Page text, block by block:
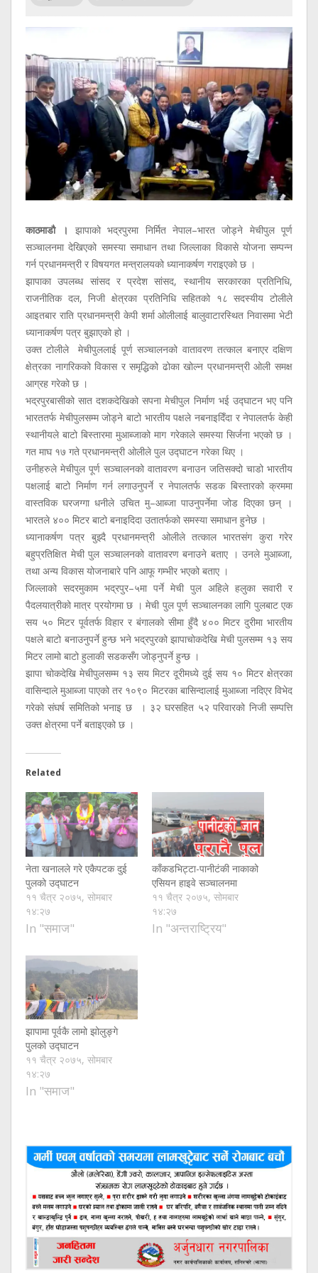
काठमाडौ ।
झापाको भद्रपुरमा निर्मित नेपाल–भारत जोड्ने मेचीपुल पूर्ण
सञ्चालनमा देखिएको समस्या समाधान तथा जिल्लाका विकासे योजना सम्पन्न
गर्न प्रधानमन्त्री र विषयगत मन्त्रालयको ध्यानाकर्षण गराइएको छ ।
झापाका उपलब्ध सांसद र प्रदेश सांसद, स्थानीय सरकारका प्रतिनिधि,
राजनीतिक दल, निजी क्षेत्रका प्रतिनिधि सहितको १८ सदस्यीय टोलीले
आइतबार राति प्रधानमन्त्री केपी शर्मा ओलीलाई बालुवाटारस्थित निवासमा भेटी
ध्यानाकर्षण पत्र बुझाएको हो ।
उक्त टोलीले मेचीपुललाई पूर्ण सञ्चालनको वातावरण तत्काल बनाएर दक्षिण
क्षेत्रका नागरिकको विकास र समृद्धिको ढोका खोल्न प्रधानमन्त्री ओली समक्ष
आग्रह गरेको छ ।
भद्रपुरबासीको सात दशकदेखिको सपना मेचीपुल निर्माण भई उद्घाटन भए पनि
भारततर्फ मेचीपुलसम्म जोड्ने बाटो भारतीय पक्षले नबनाइदिँदा र नेपालतर्फ केही
स्थानीयले बाटो बिस्तारमा मुआब्जाको माग गरेकाले समस्या सिर्जना भएको छ ।
गत माघ १७ गते प्रधानमन्त्री ओलीले पुल उद्घाटन गरेका थिए ।
उनीहरुले मेचीपुल पूर्ण सञ्चालनको वातावरण बनाउन जतिसक्दो चाडो भारतीय
पक्षलाई बाटो निर्माण गर्न लगाउनुपर्ने र नेपालतर्फ सडक बिस्तारको क्रममा
वास्तविक घरजग्गा धनीले उचित मु–आब्जा पाउनुपर्नेमा जोड दिएका छन् ।
भारतले ४०० मिटर बाटो बनाइदिदा उतातर्फको समस्या समाधान हुनेछ ।
ध्यानाकर्षण पत्र बुझ्दै प्रधानमन्त्री ओलीले तत्काल भारतसंग कुरा गरेर
बहुप्रतिक्षित मेची पुल सञ्चालनको वातावरण बनाउने बताए । उनले मुआब्जा,
तथा अन्य विकास योजनाबारे पनि आफू गम्भीर भएको बताए ।
जिल्लाको सदरमुकाम भद्रपुर–५मा पर्ने मेची पुल अहिले हलुका सवारी र
पैदलयात्रीको मात्र प्रयोगमा छ । मेची पुल पूर्ण सञ्चालनका लागि पुलबाट एक
सय ५० मिटर पूर्वतर्फ विहार र बंगालको सीमा हुँदै ४०० मिटर दुरीमा भारतीय
पक्षले बाटो बनाउनुपर्ने हुन्छ भने भद्रपुरको झापाचोकदेखि मेची पुलसम्म १३ सय
मिटर लामो बाटो हुलाकी सडकसँग जोड्नुपर्ने हुन्छ ।
झापा चोकदेखि मेचीपुलसम्म १३ सय मिटर दूरीमध्ये दुई सय १० मिटर क्षेत्रका
वासिन्दाले मुआब्जा पाएको तर १०९० मिटरका बासिन्दालाई मुआब्जा नदिएर विभेद
गरेको संघर्ष समितिको भनाइ छ । ३२ घरसहित ५२ परिवारको निजी सम्पत्ति
उक्त क्षेत्रमा पर्ने बताइएको छ ।
Related
नेता खनालले गरे एकैपटक दुई
पुलको उद्घाटन
११ चैत्र २०७५, सोमबार
१४:२७
In "समाज"
काँकडभिट्टा-पानीटंकी नाकाको
एसियन हाइवे सञ्चालनमा
११ चैत्र २०७५, सोमबार
१४:२७
In "अन्तराष्ट्रिय"
झापामा पूर्वकै लामो झोलुङ्गे
पुलको उद्घाटन
११ चैत्र २०७५, सोमबार
१४:२७
In "समाज"
सूचना
प्रविधि
अन्तर्वार्ता
अन्तर्राष्ट्रिय
स्वास्थ्य
विज्ञापन
Tech